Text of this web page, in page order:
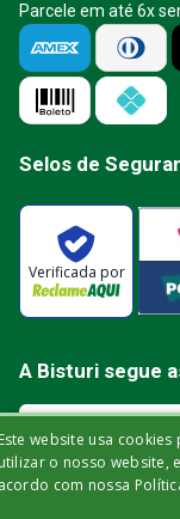
Parcele em até 6x
Selos de
Verificada por
A Bisturi segue
Bisturi Distribuidora de
website usa
o nosso website,
com nossa